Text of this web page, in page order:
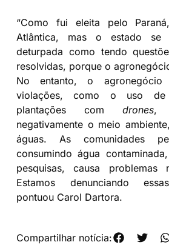
“Como fui eleita pelo
Atlântica, mas o estado se
deturpada como tendo
resolvidas, porque o
No entanto, o agronegócio
violações, como o uso de
plantações com drones,
negativamente o meio
águas. As comunidades
consumindo água
pesquisas, causa problemas
Estamos denunciando
pontuou Carol Dartora.
Compartilhar notícia: